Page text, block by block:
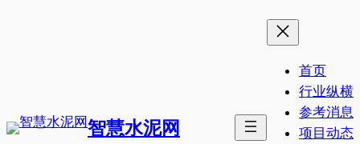
智慧水泥网
首页
行业纵横
参考消息
项目动态